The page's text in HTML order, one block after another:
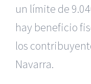
un límite de
hay beneficio
los
Navarra.